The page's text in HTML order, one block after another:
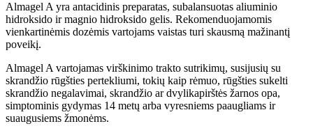
Almagel A yra antacidinis preparatas, subalansuotas aliuminio
hidroksido ir magnio hidroksido gelis. Rekomenduojamomis
vienkartinėmis dozėmis vartojams vaistas turi skausmą mažinantį
poveikį.
Almagel A vartojamas virškinimo trakto sutrikimų, susijusių su
skrandžio rūgšties pertekliumi, tokių kaip rėmuo, rūgšties sukelti
skrandžio negalavimai, skrandžio ar dvylikapirštės žarnos opa,
simptominis gydymas 14 metų arba vyresniems paaugliams ir
suaugusiems žmonėms.